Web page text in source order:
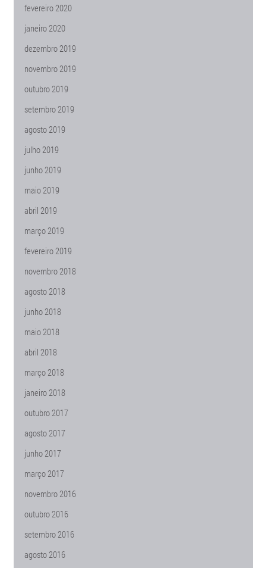
fevereiro 2020
janeiro 2020
dezembro 2019
novembro 2019
outubro 2019
setembro 2019
agosto 2019
julho 2019
junho 2019
maio 2019
abril 2019
março 2019
fevereiro 2019
novembro 2018
agosto 2018
junho 2018
maio 2018
abril 2018
março 2018
janeiro 2018
outubro 2017
agosto 2017
junho 2017
março 2017
novembro 2016
outubro 2016
setembro 2016
agosto 2016